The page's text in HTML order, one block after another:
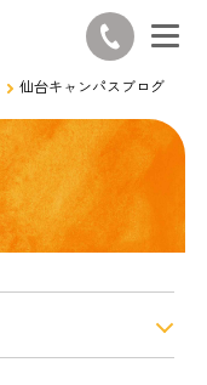
仙台キャンパスブログ